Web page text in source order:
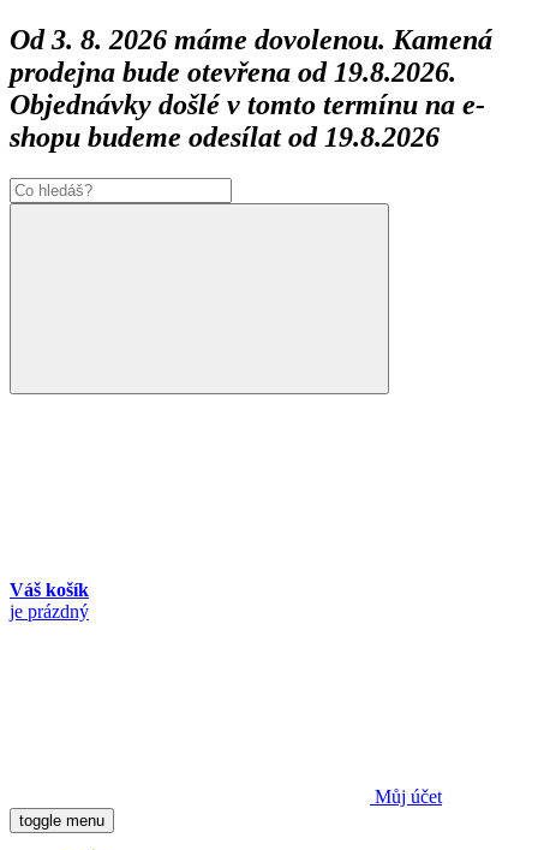
Od 3. 8. 2026 máme dovolenou. Kamená
prodejna bude otevřena od 19.8.2026.
Objednávky došlé v tomto termínu na e-
shopu budeme odesílat od 19.8.2026
Váš košík
je prázdný
Můj účet
toggle menu